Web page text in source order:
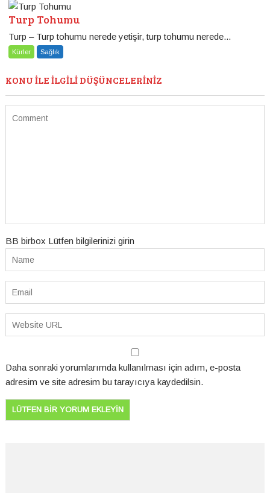
Turp Tohumu
Turp – Turp tohumu nerede yetişir, turp tohumu nerede...
Kürler Sağlık
KONU ILE ILGILI DÜŞÜNCELERINIZ
BB birbox Lütfen bilgilerinizi girin
Daha sonraki yorumlarımda kullanılması için adım, e-posta
adresim ve site adresim bu tarayıcıya kaydedilsin.